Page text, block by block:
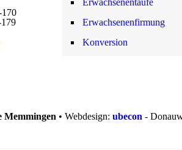
Erwachsenentaufe
Erwachsenenfirmung
Konversion
Memmingen • Webdesign: ubecon -